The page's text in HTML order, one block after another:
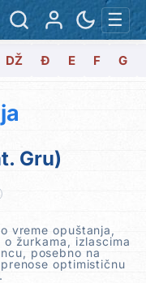
☰
DŽ Đ E F G
Gru)
vreme opuštanja,
žurkama, izlascima
posebno na
optimističnu